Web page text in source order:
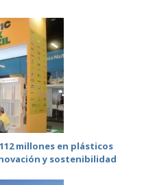
millones en plásticos
y sostenibilidad